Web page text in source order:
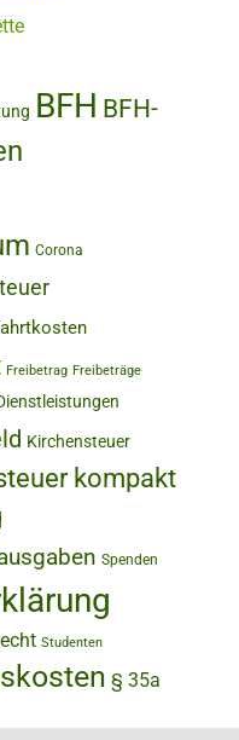
BFH BFH-
Corona
Freibetrag Freibeträge
Kirchensteuer
kompakt
Spenden
Studenten
§ 35a